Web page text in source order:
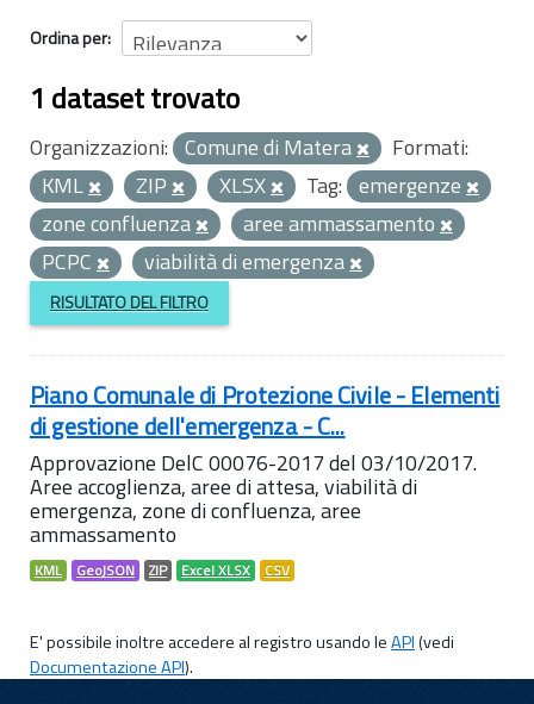
Ordina per
1 dataset trovato
Organizzazioni: Comune di Matera
Formati:
KML
ZIP XLSX Tag: emergenze
zone confluenza
aree ammassamento
PCPC
viabilità di emergenza
RISULTATO DEL FILTRO
Piano Comunale di Protezione Civile - Elementi
di gestione dell'emergenza - C...
Approvazione DelC 00076-2017 del 03/10/2017.
Aree accoglienza, aree di attesa, viabilità di
emergenza, zone di confluenza, aree
ammassamento
KML GeoJSON ZIP Excel XLSX CSV
E' possibile inoltre accedere al registro usando leAPI(vedi
Documentazione API).